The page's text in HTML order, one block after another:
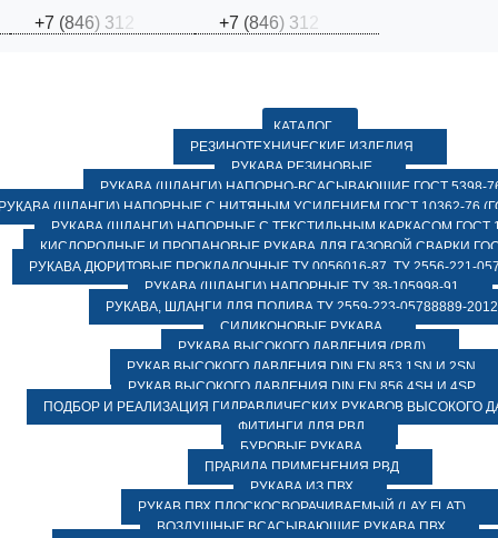
+7 (846) 31 +7 (846) 31
КАТАЛОГ
РЕЗИНОТЕХНИЧЕСКИЕ ИЗДЕЛИЯ
РУКАВА РЕЗИНОВЫЕ
РУКАВА (ШЛАНГИ) НАПОРНО-ВСАСЫВАЮЩИЕ ГОСТ 5398-
(ШЛАНГИ) НАПОРНЫЕ С НИТЯНЫМ УСИЛЕНИЕМ ГОСТ 10362-76
РУКАВА (ШЛАНГИ) НАПОРНЫЕ С ТЕКСТИЛЬНЫМ КАРКАСОМ ГОСТ
КИСЛОРОДНЫЕ И ПРОПАНОВЫЕ РУКАВА ДЛЯ ГАЗОВОЙ СВАРКИ
РУКАВА ДЮРИТОВЫЕ ПРОКЛАДОЧНЫЕ ТУ 0056016-87, ТУ 2556-221-
РУКАВА (ШЛАНГИ) НАПОРНЫЕ ТУ 38-105998-91
РУКАВА, ШЛАНГИ ДЛЯ ПОЛИВА ТУ 2559-223-05788889-2012
СИЛИКОНОВЫЕ РУКАВА
РУКАВА ВЫСОКОГО ДАВЛЕНИЯ (РВД)
РУКАВ ВЫСОКОГО ДАВЛЕНИЯ DIN EN 853 1SN И 2SN
РУКАВ ВЫСОКОГО ДАВЛЕНИЯ DIN EN 856 4SH И 4SP
ПОДБОР И РЕАЛИЗАЦИЯ ГИДРАВЛИЧЕСКИХ РУКАВОВ ВЫСОКОГО
ФИТИНГИ ДЛЯ РВД
БУРОВЫЕ РУКАВА
ПРАВИЛА ПРИМЕНЕНИЯ РВД
РУКАВА ИЗ ПВХ
РУКАВ ПВХ ПЛОСКОСВОРАЧИВАЕМЫЙ (LAY FLAT)
ВОЗДУШНЫЕ ВСАСЫВАЮЩИЕ РУКАВА ПВХ